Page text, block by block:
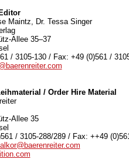
Maintz, Dr. Tessa Singer
Allee 35–37
/ 3105-130 / Fax: +49 (0)561 /
/ Order Hire Material
Allee 35
/ 3105-288/289 / Fax: ++49